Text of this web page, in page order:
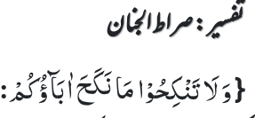
تفسیر : ‎صراط الجنان
{وَ لَا تَنْكِحُوْا مَا نَكَحَ اٰبَآؤُكُمْ: